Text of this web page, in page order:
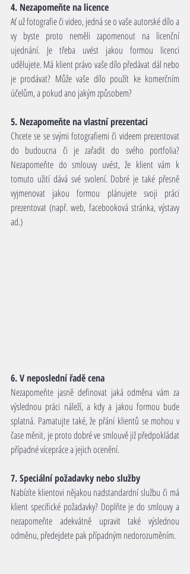
4. Nezapomeňte na licence
Ať už fotografie či video, jedná se o vaše autorské dílo a
vy byste proto neměli zapomenout na licenční
ujednání. Je třeba uvést jakou formou licenci
udělujete. Má klient právo vaše dílo předávat dál nebo
je prodávat? Může vaše dílo použít ke komerčním
účelům, a pokud ano jakým způsobem?
5. Nezapomeňte na vlastní prezentaci
Chcete se se svými fotografiemi či videem prezentovat
do budoucna či je zařadit do svého portfolia?
Nezapomeňte do smlouvy uvést, že klient vám k
tomuto užití dává své svolení. Dobré je také přesně
vyjmenovat jakou formou plánujete svoji práci
prezentovat (např. web, facebooková stránka, výstavy
ad.)
6. V neposlední řadě cena
Nezapomeňte jasně definovat jaká odměna vám za
výslednou práci náleží, a kdy a jakou formou bude
splatná. Pamatujte také, že přání klientů se mohou v
čase měnit, je proto dobré ve smlouvě již předpokládat
případné vícepráce a jejich ocenění.
7. Speciální požadavky nebo služby
Nabízíte klientovi nějakou nadstandardní službu či má
klient specifické požadavky? Doplňte je do smlouvy a
nezapomeňte adekvátně upravit také výslednou
odměnu, předejdete pak případným nedorozuměním.